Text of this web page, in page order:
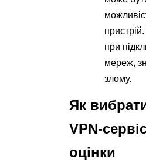
при
мереж,
злому.
Як
VPN-
оцінки